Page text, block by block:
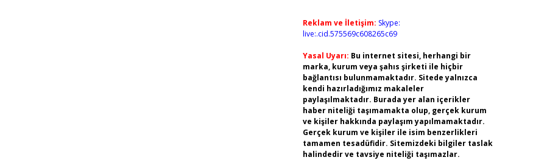
Reklam ve İletişim: Skype:
live:.cid.575569c608265c69
Yasal Uyarı: Bu internet sitesi, herhangi bir
marka, kurum veya şahıs şirketi ile hiçbir
bağlantısı bulunmamaktadır. Sitede yalnızca
kendi hazırladığımız makaleler
paylaşılmaktadır. Burada yer alan içerikler
haber niteliği taşımamakta olup, gerçek kurum
ve kişiler hakkında paylaşım yapılmamaktadır.
Gerçek kurum ve kişiler ile isim benzerlikleri
tamamen tesadüfidir. Sitemizdeki bilgiler taslak
halindedir ve tavsiye niteliği taşımazlar.